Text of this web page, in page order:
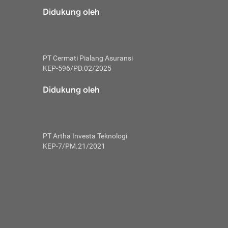
tidak
skor
Mulai
kembali ideal.
utang
Didukung oleh
PT Cermati Pialang Asuransi
KEP-596/PD.02/2025
Didukung oleh
PT Artha Investa Teknologi
KEP-7/PM.21/2021